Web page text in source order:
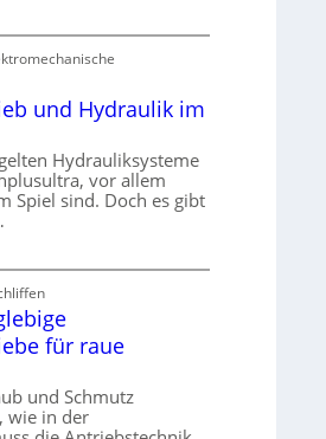
und Hydraulik im
Hydrauliksysteme
vor allem
Spiel sind. Doch es gibt
für raue
und Schmutz
wie in der